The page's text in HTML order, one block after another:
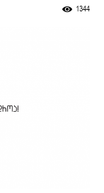
1344